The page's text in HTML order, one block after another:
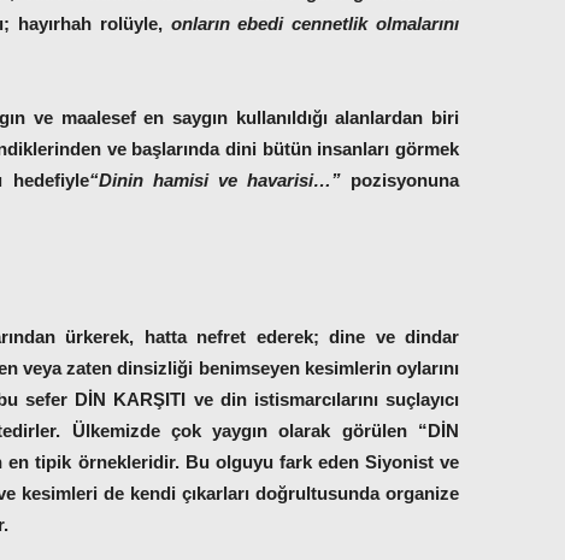
hayırhah rolüyle, onların ebedi cennetlik olmalarını
ve maalesef en saygın kullanıldığı alanlardan biri
ve başlarında dini bütün insanları görmek
hedefiyle“Dinin hamisi ve havarisi…”pozisyonuna
ürkerek, hatta nefret ederek; dine ve dindar
veya zaten dinsizliği benimseyen kesimlerin oylarını
sefer DİN KARŞITI ve din istismarcılarını suçlayıcı
Ülkemizde çok yaygın olarak görülen “DİN
en tipik örnekleridir. Bu olguyu fark eden Siyonist ve
kesimleri de kendi çıkarları doğrultusunda organize